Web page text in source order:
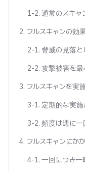
1-2. 通常のスキャ
2. フルスキャンの効
2-1. 脅威の見落と
2-2. 攻撃被害を
3. フルスキャンを実
3-1. 定期的な実施
3-2. 頻度は週に
4. フルスキャンにか
4-1. 一回につき一